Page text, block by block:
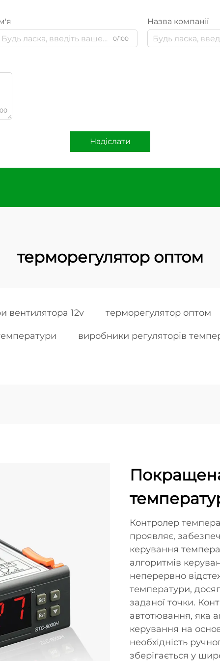
0/100
Назва компанії
Надіслати
терморегулятор оптом
вентилятора 12v терморегулятор оптом
виробники регуляторів
Контролер
проявляє,
керування
алгоритмів
неперервно
температури,
заданої точки.
автотювання, яка
керування на
необхідність
зберігається у